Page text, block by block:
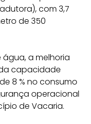
com 3,7
de 350
a melhoria
capacidade
8 % no consumo
operacional
de Vacaria.